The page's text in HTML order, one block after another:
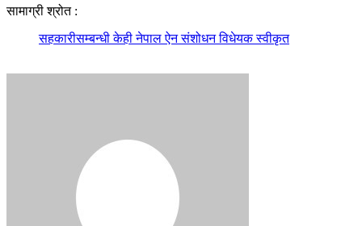
सामाग्री श्रोत :
सहकारीसम्बन्धी केही नेपाल ऐन संशोधन विधेयक स्वीकृत